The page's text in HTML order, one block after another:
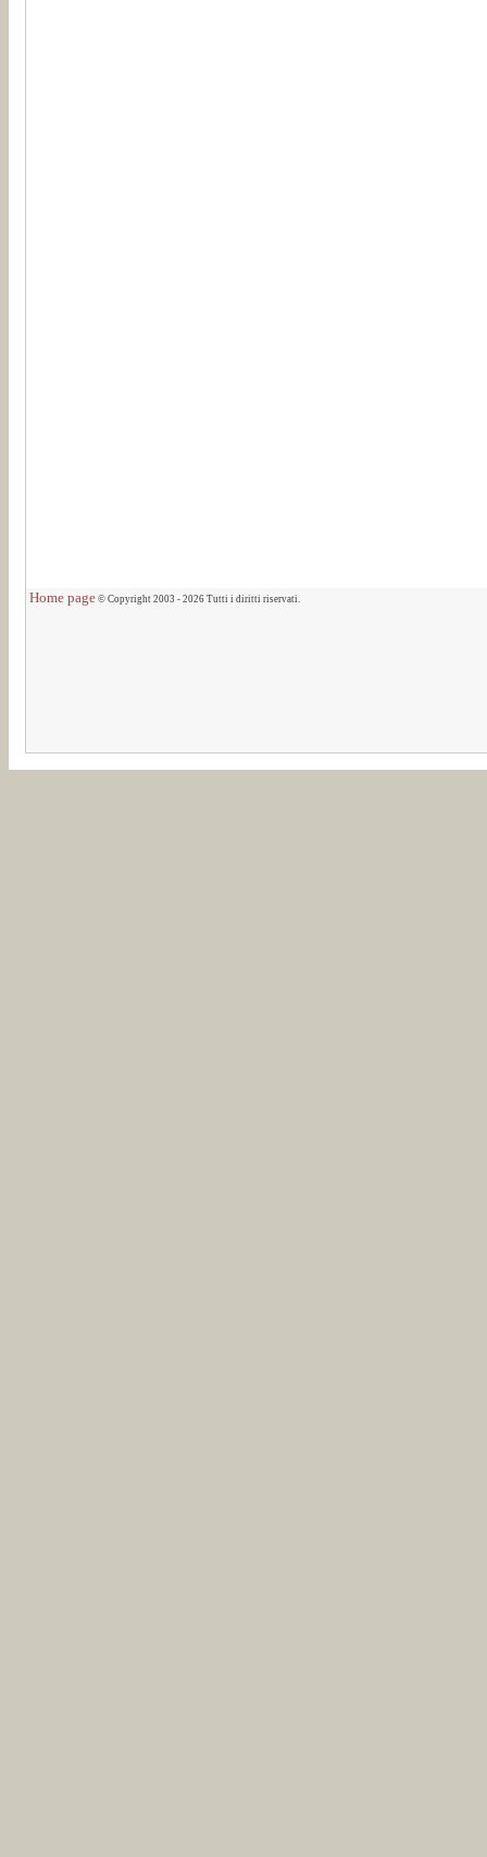
Home page © Copyright 2003 - 2026 Tutti i diritti riservati.